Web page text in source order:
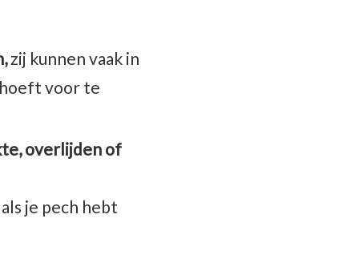
zij kunnen vaak in
voor te
overlijden of
je pech hebt